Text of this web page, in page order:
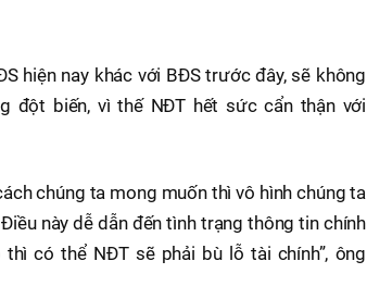
hiện nay khác với BĐS trước đây, sẽ không
đột biến, vì thế NĐT hết sức cẩn thận với
chúng ta mong muốn thì vô hình chúng ta
này dễ dẫn đến tình trạng thông tin chính
có thể NĐT sẽ phải bù lỗ tài chính”, ông